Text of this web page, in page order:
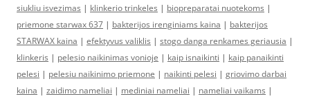
siukliu isvezimas | klinkerio trinkeles | biopreparatai nuotekoms |
priemone starwax 637 | bakterijos irenginiams kaina | bakterijos
STARWAX kaina | efektyvus valiklis | stogo danga renkames geriausia |
klinkeris | pelesio naikinimas vonioje | kaip isnaikinti | kaip panaikinti
pelesi | pelesiu naikinimo priemone | naikinti pelesi | griovimo darbai
kaina | zaidimo nameliai | mediniai nameliai | nameliai vaikams |